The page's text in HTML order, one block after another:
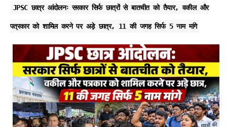
JPSC छात्र आंदोलनः सरकार सिर्फ छात्रों से बातचीत को तैयार, वकील और
पत्रकार को शामिल करने पर अड़े छात्र, 11 की जगह सिर्फ 5 नाम मांगे